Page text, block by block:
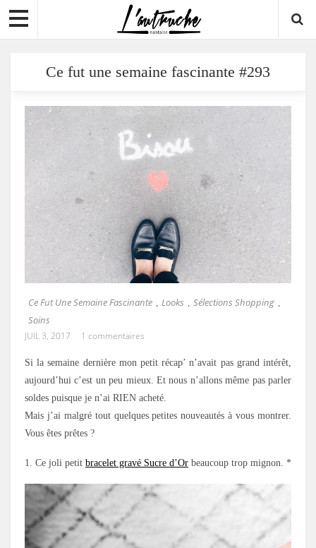
Ce fut une semaine fascinante #293
Ce Fut Une Semaine Fascinante Looks Sélections Shopping
Soins
JUIL 3, 2017 1 commentaires
Si la semaine dernière mon petit récap’ n’avait pas grand intérêt,
aujourd’hui c’est un peu mieux. Et nous n’allons même pas parler
soldes puisque je n’ai RIEN acheté.
Mais j’ai malgré tout quelques petites nouveautés à vous montrer.
Vous êtes prêtes ?
1. Ce joli petit bracelet gravé Sucre d’Or beaucoup trop mignon. *